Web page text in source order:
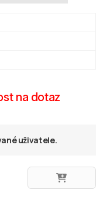
na dotaz
uživatele.